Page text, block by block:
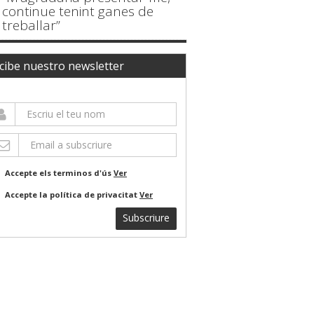
continue tenint ganes de
treballar”
nuestro newsletter
Accepte els terminos d'ús Ver
Accepte la política de privacitat Ver
Subscriure